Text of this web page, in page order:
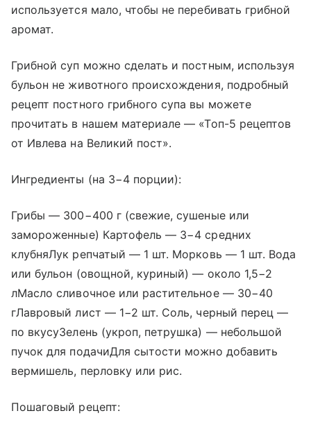
используется мало, чтобы не перебивать грибной
аромат.
Грибной суп можно сделать и постным, используя
бульон не животного происхождения, подробный
рецепт постного грибного супа вы можете
прочитать в нашем материале — «Топ-5 рецептов
от Ивлева на Великий пост».
Ингредиенты (на 3−4 порции):
Грибы — 300−400 г (свежие, сушеные или
замороженные) Картофель — 3−4 средних
клубняЛук репчатый — 1 шт. Морковь — 1 шт. Вода
или бульон (овощной, куриный) — около 1,5−2
лМасло сливочное или растительное — 30−40
гЛавровый лист — 1−2 шт. Соль, черный перец —
по вкусуЗелень (укроп, петрушка) — небольшой
пучок для подачиДля сытости можно добавить
вермишель, перловку или рис.
Пошаговый рецепт: